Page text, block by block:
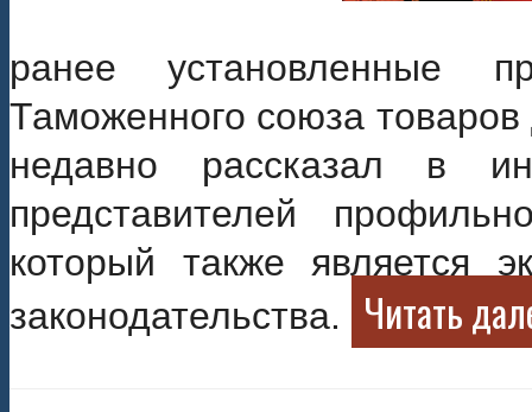
ранее установленные
Таможенного союза
недавно рассказал в
представителей
который также является
законодательства.
Читать